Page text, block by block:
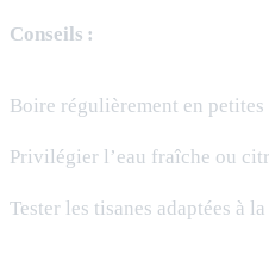
Conseils :
Boire régulièrement en petites
Privilégier l’eau fraîche ou
Tester les tisanes adaptées à la